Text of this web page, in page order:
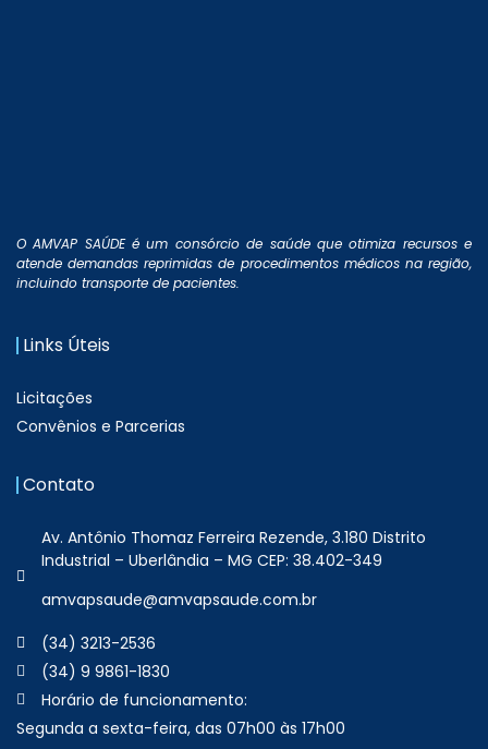
O AMVAP SAÚDE é um consórcio de saúde que otimiza recursos e
atende demandas reprimidas de procedimentos médicos na região,
incluindo transporte de pacientes.
Links Úteis
Licitações
Convênios e Parcerias
Contato
Av. Antônio Thomaz Ferreira Rezende, 3.180 Distrito
Industrial – Uberlândia – MG CEP: 38.402-349
amvapsaude@amvapsaude.com.br
(34) 3213-2536
(34) 9 9861-1830
Horário de funcionamento:
Segunda a sexta-feira, das 07h00 às 17h00